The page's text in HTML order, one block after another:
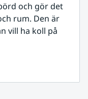
och gör det
rum. Den är
vill ha koll på